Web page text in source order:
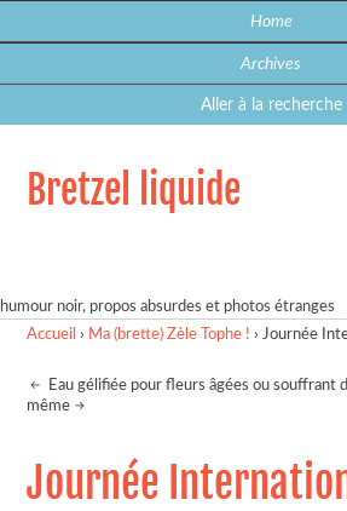
Home
Archives
Aller à la recherche
Bretzel liquide
humour noir, propos absurdes et photos étranges
Accueil › Ma (brette) Zèle Tophe ! ›Journée
Eau gélifiée pour fleurs âgées ou souffrant
même
Journée